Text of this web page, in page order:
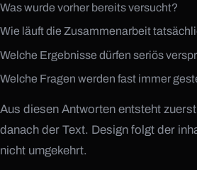
Was wurde vorher bereits versucht?
Wie läuft die Zusammenarbeit
Welche Ergebnisse dürfen seriös
Welche Fragen werden fast immer
Aus diesen Antworten entsteht
danach der Text. Design folgt der
nicht umgekehrt.